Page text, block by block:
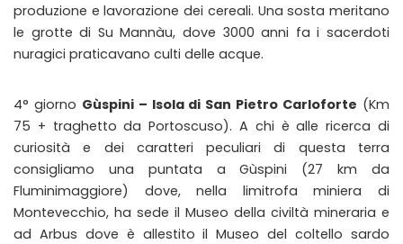
produzione e lavorazione dei cereali. Una sosta meritano
le grotte di Su Mannàu, dove 3000 anni fa i sacerdoti
nuragici praticavano culti delle acque.
4° giorno Gùspini – Isola di San Pietro Carloforte (Km
75 + traghetto da Portoscuso). A chi è alle ricerca di
curiosità e dei caratteri peculiari di questa terra
consigliamo una puntata a Gùspini (27 km da
Fluminimaggiore) dove, nella limitrofa miniera di
Montevecchio, ha sede il Museo della civiltà mineraria e
ad Arbus dove è allestito il Museo del coltello sardo